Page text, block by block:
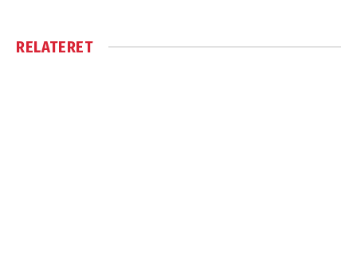
RELATERET